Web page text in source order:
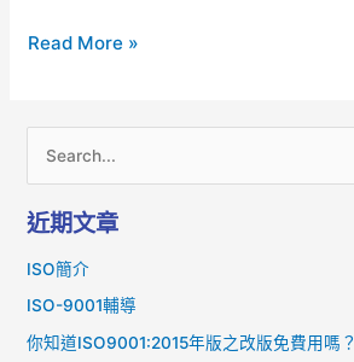
Read More »
關
近期文章
ISO簡介
ISO-9001輔導
你知道ISO9001:2015年版之改版免費用嗎？